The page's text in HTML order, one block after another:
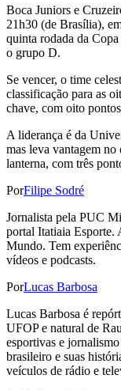
Boca Juniors e
21h30 (de Brasília),
quinta rodada da
o grupo D.
Se vencer, o time
classificação para as
chave, com oito
A liderança é da
mas leva vantagem
lanterna, com três
PorFilipe Sodré
Jornalista pela PUC
portal Itatiaia
Mundo. Tem
vídeos e podcasts.
PorLucas Barbosa
Lucas Barbosa é
UFOP e natural de
esportivas e
brasileiro e suas
veículos de rádio e